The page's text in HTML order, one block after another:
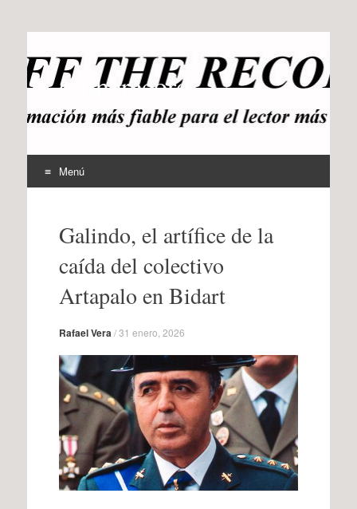
offtherecord
OTR
Menú
contenidoGalindo, el artífice de la
caída del colectivo
Artapalo en Bidart
Rafael Vera /31 enero, 2026